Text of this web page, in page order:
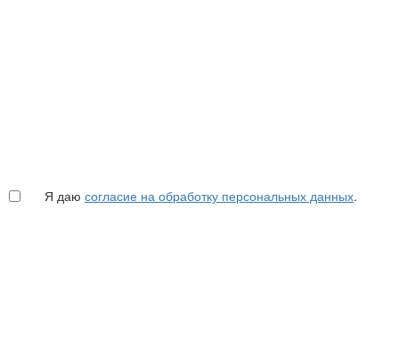
Я даю согласие на обработку персональных данных.